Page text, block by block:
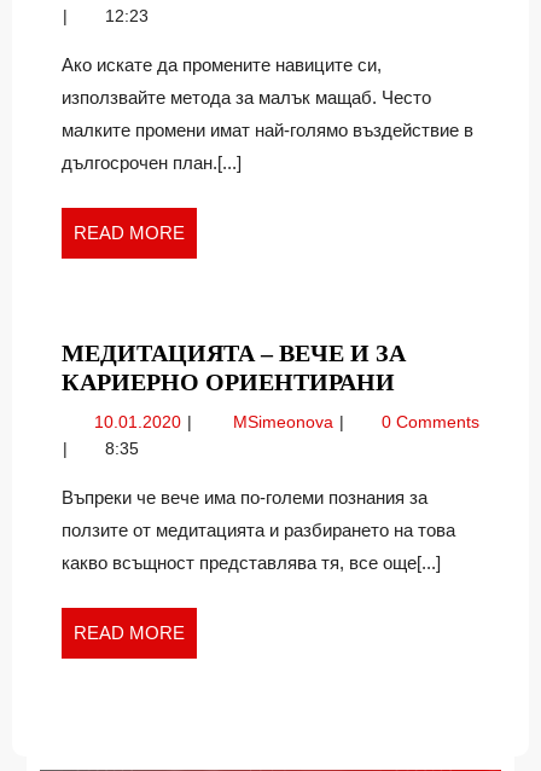
12:23
Ако искате да промените навиците си,
използвайте метода за малък мащаб. Често
малките промени имат най-голямо въздействие в
дългосрочен план.[...]
READ MORE
MORE
МЕДИТАЦИЯТА – ВЕЧЕ И ЗА
КАРИЕРНО ОРИЕНТИРАНИ
–
ЗА
КАРИЕРНО
10.01.2020 10.01.2020MSimeonova Медитацията
и
ориентирани
0 Comments
8:35
Въпреки че вече има по-големи познания за
ползите от медитацията и разбирането на това
какво всъщност представлява тя, все още[...]
READ MORE
MORE